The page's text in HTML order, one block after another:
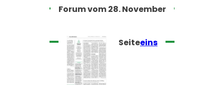
Forum vom 28. November
Seiteeins